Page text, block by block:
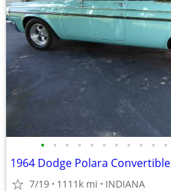
• • • • • • • • • • •
1964 Dodge Polara Convertible
7/19 1111k mi INDIANA